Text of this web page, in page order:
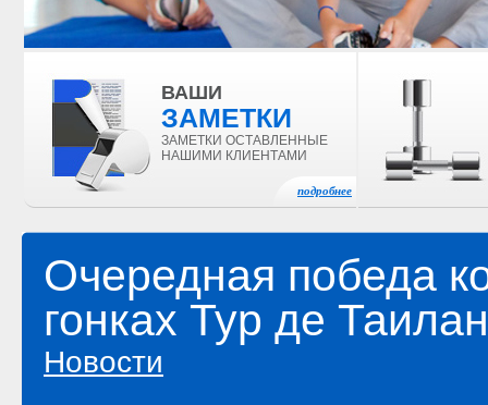
ВАШИ
ЗАМЕТКИ
ЗАМЕТКИ ОСТАВЛЕННЫЕ
НАШИМИ КЛИЕНТАМИ
подробнее
Очередная победа
гонках Тур де
Новости